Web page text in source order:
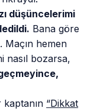
düşüncelerimi
Bana göre
Maçın hemen
nasıl bozarsa,
kaptanın “Dikkat